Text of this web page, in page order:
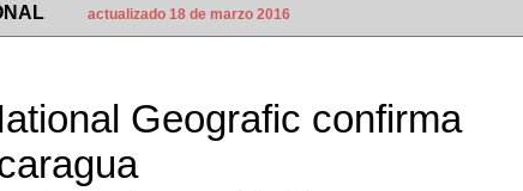
actualizado 18 de marzo 2016
Geografic confirma